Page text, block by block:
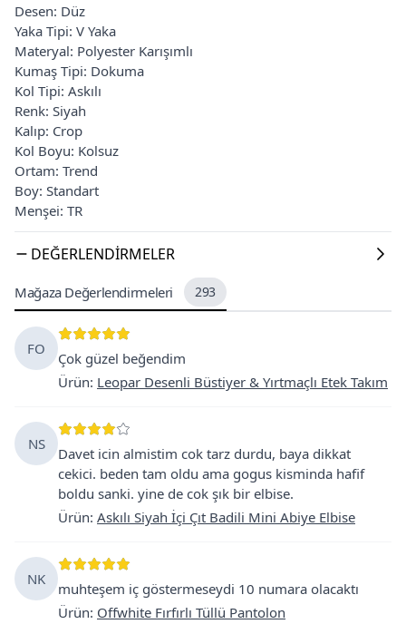
Desen: Düz
Yaka Tipi: V Yaka
Materyal: Polyester Karışımlı
Kumaş Tipi: Dokuma
Kol Tipi: Askılı
Renk: Siyah
Kalıp: Crop
Kol Boyu: Kolsuz
Ortam: Trend
Boy: Standart
Menşei: TR
DEĞERLENDIRMELER
Mağaza Değerlendirmeleri 293
FO
Çok güzel beğendim
Ürün: Leopar Desenli Büstiyer & Yırtmaçlı Etek Takım
NS
Davet icin almistim cok tarz durdu, baya dikkat
cekici. beden tam oldu ama gogus kisminda hafif
boldu sanki. yine de cok şık bir elbise.
Ürün: Askılı Siyah İçi Çıt Badili Mini Abiye Elbise
NK
muhteşem iç göstermeseydi 10 numara olacaktı
Ürün: Offwhite Fırfırlı Tüllü Pantolon